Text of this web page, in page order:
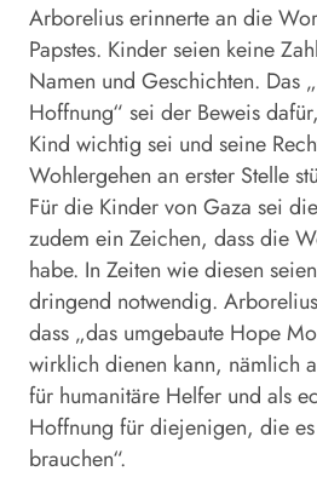
Arborelius erinnerte an die
Papstes. Kinder seien keine
Namen und Geschichten. Das
Hoffnung“ sei der Beweis
Kind wichtig sei und seine
Wohlergehen an erster Stelle
Für die Kinder von Gaza sei
zudem ein Zeichen, dass die
habe. In Zeiten wie diesen
dringend notwendig.
dass „das umgebaute Hope
wirklich dienen kann, nämlich
für humanitäre Helfer und als
Hoffnung für diejenigen, die
brauchen“.